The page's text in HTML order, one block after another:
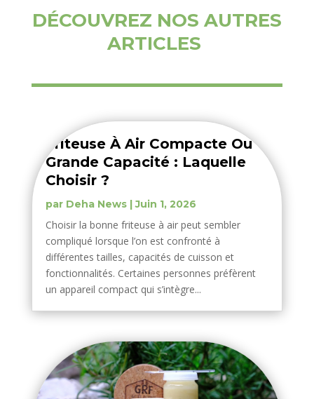
DÉCOUVREZ NOS AUTRES
ARTICLES
Friteuse À Air Compacte Ou
Grande Capacité : Laquelle
Choisir ?
par Deha News|Juin 1, 2026
Choisir la bonne friteuse à air peut sembler
compliqué lorsque l’on est confronté à
différentes tailles, capacités de cuisson et
fonctionnalités. Certaines personnes préfèrent
un appareil compact qui s’intègre...